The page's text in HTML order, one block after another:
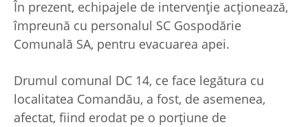
În prezent, echipajele de intervenţie acţionează,
împreună cu personalul SC Gospodărie
Comunală SA, pentru evacuarea apei.
Drumul comunal DC 14, ce face legătura cu
localitatea Comandău, a fost, de asemenea,
afectat, fiind erodat pe o porţiune de